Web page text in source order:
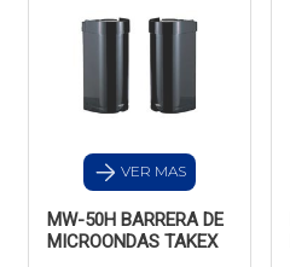
VER MAS
MW-50H BARRERA DE
MICROONDAS TAKEX